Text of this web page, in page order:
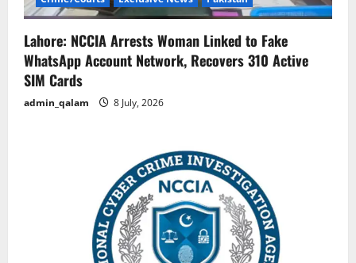
Lahore: NCCIA Arrests Woman Linked to Fake
WhatsApp Account Network, Recovers 310 Active
SIM Cards
admin_qalam 8 July, 2026